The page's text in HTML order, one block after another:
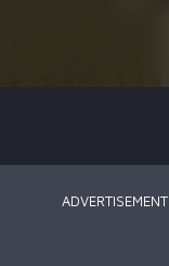
ADVERTISEMENT